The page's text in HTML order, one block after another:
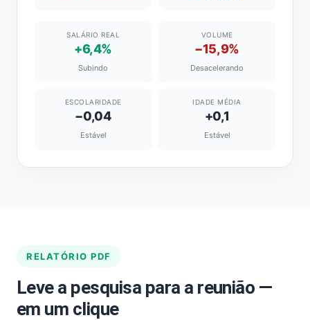
SALÁRIO REAL
+6,4%
Subindo
VOLUME
−15,9%
Desacelerando
ESCOLARIDADE
−0,04
Estável
IDADE MÉDIA
+0,1
Estável
RELATÓRIO PDF
Leve a pesquisa para a reunião —
em um clique